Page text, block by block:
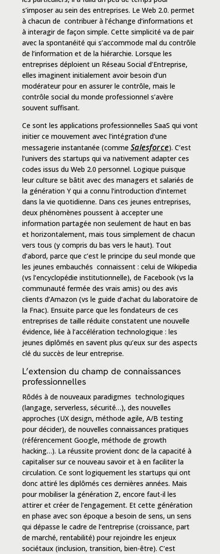
s’imposer au sein des entreprises. Le Web 2.0. permet
à chacun de contribuer à l’échange d’informations et
à interagir de façon simple. Cette simplicité va de pair
avec la spontanéité qui s’accommode mal du contrôle
de l’information et de la hiérarchie. Lorsque les
entreprises déploient un Réseau Social d’Entreprise,
elles imaginent initialement avoir besoin d’un
modérateur pour en assurer le contrôle, mais le
contrôle social du monde professionnel s’avère
souvent suffisant.
Ce sont les applications professionnelles SaaS qui vont
initier ce mouvement avec l’intégration d’une
messagerie instantanée (comme Salesforce). C’est
l’univers des startups qui va nativement adapter ces
codes issus du Web 2.0 personnel. Logique puisque
leur culture se bâtit avec des managers et salariés de
la génération Y qui a connu l’introduction d’internet
dans la vie quotidienne. Dans ces jeunes entreprises,
deux phénomènes poussent à accepter une
information partagée non seulement de haut en bas
et horizontalement, mais tous simplement de chacun
vers tous (y compris du bas vers le haut). Tout
d’abord, parce que c’est le principe du seul monde que
les jeunes embauchés connaissent : celui de Wikipedia
(vs l’encyclopédie institutionnelle), de Facebook (vs la
communauté fermée des vrais amis) ou des avis
clients d’Amazon (vs le guide d’achat du laboratoire de
la Fnac). Ensuite parce que les fondateurs de ces
entreprises de taille réduite constatent une nouvelle
évidence, liée à l’accélération technologique : les
jeunes diplômés en savent plus qu’eux sur des aspects
clé du succès de leur entreprise.
L’extension du champ de connaissances
professionnelles
Rôdés à de nouveaux paradigmes technologiques
(langage, serverless, sécurité…), des nouvelles
approches (UX design, méthode agile, A/B testing
pour décider), de nouvelles connaissances pratiques
(référencement Google, méthode de growth
hacking…). La réussite provient donc de la capacité à
capitaliser sur ce nouveau savoir et à en faciliter la
circulation. Ce sont logiquement les startups qui ont
donc attiré les diplômés ces dernières années. Mais
pour mobiliser la génération Z, encore faut-il les
attirer et créer de l’engagement. Et cette génération
en phase avec son époque a besoin de sens, un sens
qui dépasse le cadre de l’entreprise (croissance, part
de marché, rentabilité) pour rejoindre les enjeux
sociétaux (inclusion, transition, bien-être). C’est